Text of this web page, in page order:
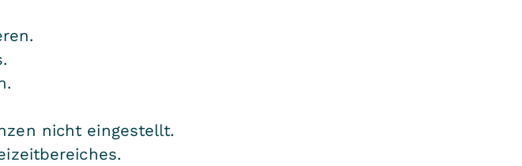
nicht eingestellt.